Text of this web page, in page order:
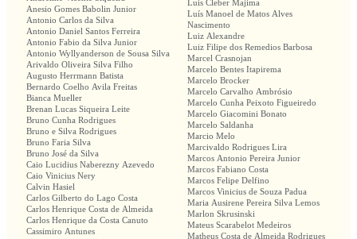
Anesio Gomes Babolin Junior
Antonio Carlos da Silva
Antonio Daniel Santos Ferreira
Antonio Fabio da Silva Junior
Antonio Wyllyanderson de Sousa Silva
Arivaldo Oliveira Silva Filho
Augusto Herrmann Batista
Bernardo Coelho Avila Freitas
Bianca Mueller
Brenan Lucas Siqueira Leite
Bruno Cunha Rodrigues
Bruno e Silva Rodrigues
Bruno Faria Silva
Bruno José da Silva
Caio Lucidius Naberezny Azevedo
Caio Vinicius Nery
Calvin Hasiel
Carlos Gilberto do Lago Costa
Carlos Henrique Costa de Almeida
Carlos Henrique da Costa Canuto
Cassimiro Antunes
Luis Cleber Majima
Luís Manoel de Matos Alves
Nascimento
Luiz Alexandre
Luiz Filipe dos Remedios Barbosa
Marcel Crasnojan
Marcelo Bentes Itapirema
Marcelo Brocker
Marcelo Carvalho Ambrósio
Marcelo Cunha Peixoto Figueiredo
Marcelo Giacomini Bonato
Marcelo Saldanha
Marcio Melo
Marcivaldo Rodrigues Lira
Marcos Antonio Pereira Junior
Marcos Fabiano Costa
Marcos Felipe Delfino
Marcos Vinicius de Souza Padua
Maria Ausirene Pereira Silva Lemos
Marlon Skrusinski
Mateus Scarabelot Medeiros
Matheus Costa de Almeida Rodrigues